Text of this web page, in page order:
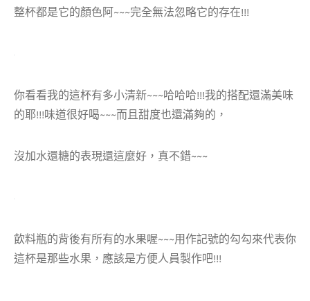
整杯都是它的顏色阿~~~完全無法忽略它的存在!!!
你看看我的這杯有多小清新~~~哈哈哈!!!我的搭配還滿美味
的耶!!!味道很好喝~~~而且甜度也還滿夠的，
沒加水還糖的表現還這麼好，真不錯~~~
飲料瓶的背後有所有的水果喔~~~用作記號的勾勾來代表你
這杯是那些水果，應該是方便人員製作吧!!!